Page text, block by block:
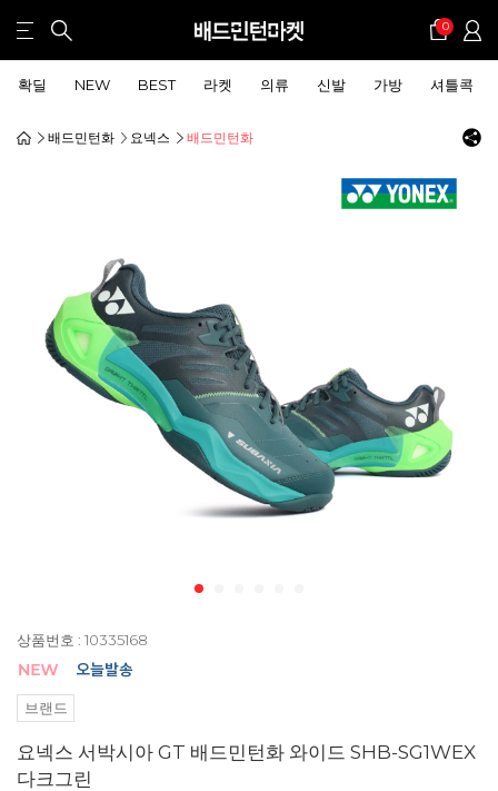
0
확딜 NEW BEST 라켓 의류 신발 가방 셔틀콕
배드민턴화 요넥스 배드민턴화
상품번호 : 10335168
브랜드
요넥스 서박시아 GT 배드민턴화 와이드 SHB-SG1WEX
다크그린